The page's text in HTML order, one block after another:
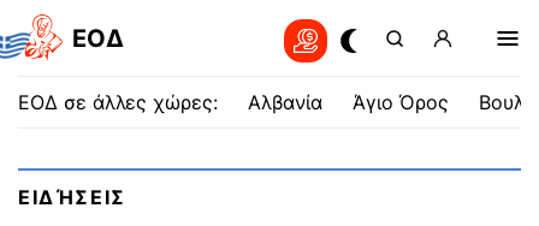
EOΔ
ΕΟΔ σε άλλες χώρες: Αλβανία Άγιο Όρος
ΕΙΔΉΣΕΙΣ